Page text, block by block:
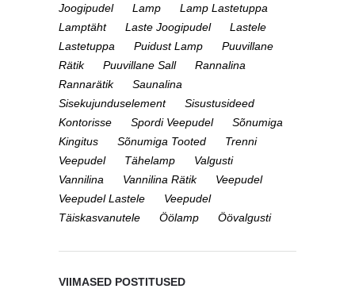
Joogipudel
Lamp
Lamp Lastetuppa
Lamptäht
Laste Joogipudel
Lastele
Lastetuppa
Puidust Lamp
Puuvillane
Rätik
Puuvillane Sall
Rannalina
Rannarätik
Saunalina
Sisekujunduselement
Sisustusideed
Kontorisse
Spordi Veepudel
Sõnumiga
Kingitus
Sõnumiga Tooted
Trenni
Veepudel
Tähelamp
Valgusti
Vannilina
Vannilina Rätik
Veepudel
Veepudel Lastele
Veepudel
Täiskasvanutele
Öölamp Öövalgusti
VIIMASED POSTITUSED